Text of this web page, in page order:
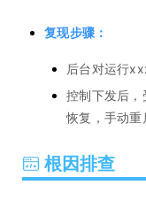
复现步骤：
后台对运行
控制下发后，
恢复，手动重
根因排查